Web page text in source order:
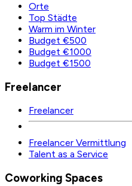
Orte
Top Städte
Warm im Winter
Budget €500
Budget €1000
Budget €1500
Freelancer
Freelancer
Freelancer Vermittlung
Talent as a Service
Coworking Spaces